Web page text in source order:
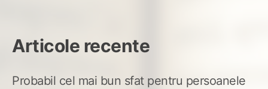
Articole recente
Probabil cel mai bun sfat pentru persoanele